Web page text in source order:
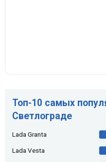
Топ-10 самых
Светлограде
Lada Granta
Lada Vesta